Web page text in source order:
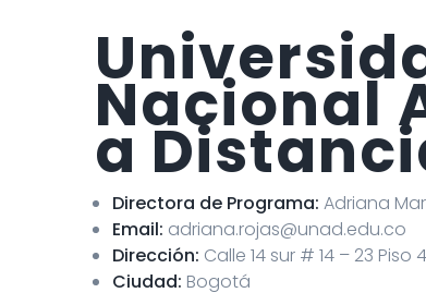
Nacional
a
Directora de Programa: Adriana
Email: adriana.rojas@unad.edu.co
Dirección: Calle 14 sur # 14 – 23 Piso 4
Ciudad: Bogotá